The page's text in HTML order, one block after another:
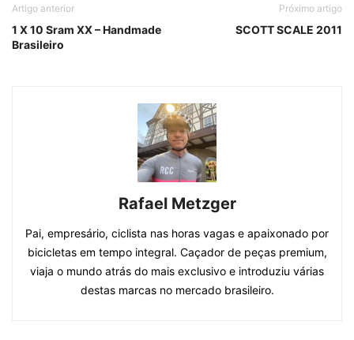
Artigo anterior
1 X 10 Sram XX – Handmade
Brasileiro
Próximo artigo
SCOTT SCALE 2011
Rafael Metzger
Pai, empresário, ciclista nas horas vagas e apaixonado por
bicicletas em tempo integral. Caçador de peças premium,
viaja o mundo atrás do mais exclusivo e introduziu várias
destas marcas no mercado brasileiro.